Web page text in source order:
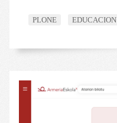
PLONE EDUCACION